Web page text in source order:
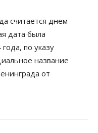
считается днем
дата была
по указу
название
от